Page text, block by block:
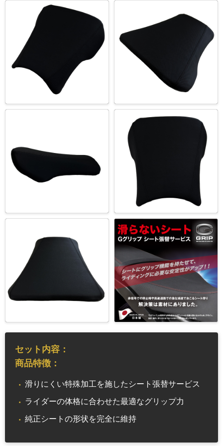
セット内容：
商品特徴：
滑りにくい特殊加工を施したシート張替サービス
ライダーの体格に合わせた最適なグリップ力
純正シートの形状を完全に維持